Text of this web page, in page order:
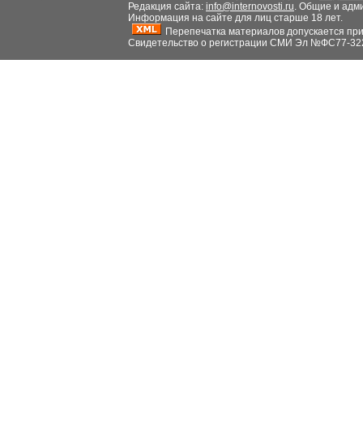
Редакция сайта: info@internovosti.ru. Общие и
Информация на сайте для лиц старше 18 лет.
Перепечатка материалов допускается
Свидетельство о регистрации СМИ Эл №ФС77-